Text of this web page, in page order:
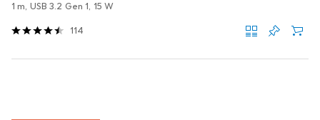
1 m, USB 3.2 Gen 1, 15 W
114